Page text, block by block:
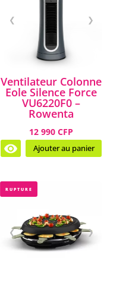
❮ ❯
Ventilateur Colonne
Eole Silence Force
VU6220F0 –
Rowenta
12 990 CFP
Ajouter au panier
RUPTURE
❮ ❯